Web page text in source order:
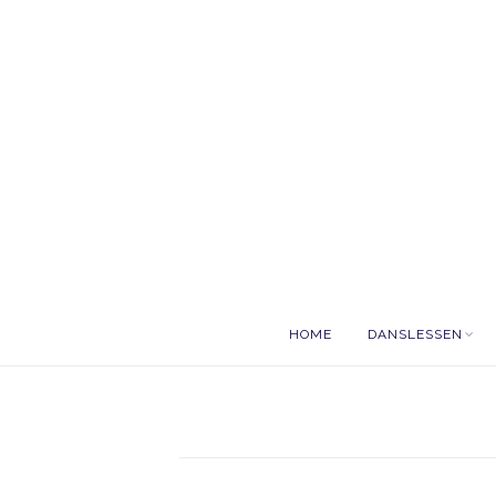
HOME DANSLESSEN